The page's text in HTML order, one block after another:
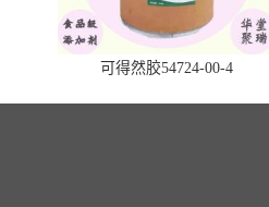
可得然胶54724-00-4